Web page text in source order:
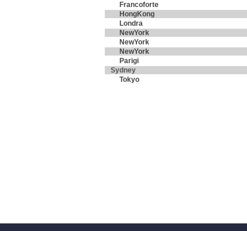
Francoforte
HongKong
Londra
NewYork
NewYork
NewYork
Parigi
Sydney
Tokyo